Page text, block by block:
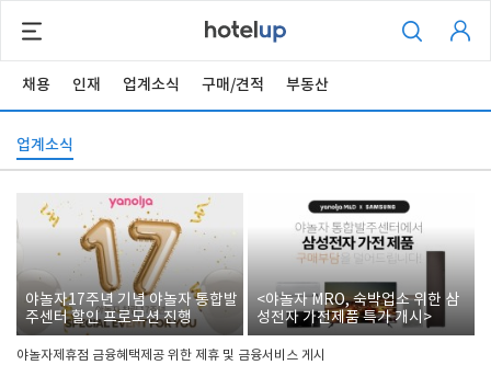
채용 인재 업계소식 구매/견적 부동산
업계소식
야놀자17주년 기념 야놀자 통합발
주센터 할인 프로모션 진행
<야놀자 MRO, 숙박업소 위한 삼
성전자 가전제품 특가 개시>
야놀자제휴점 금융혜택제공 위한 제휴 및 금융서비스 게시